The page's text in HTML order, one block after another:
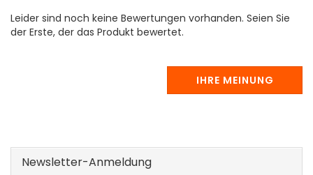
Leider sind noch keine Bewertungen vorhanden. Seien Sie
der Erste, der das Produkt bewertet.
IHRE MEINUNG
Newsletter-Anmeldung